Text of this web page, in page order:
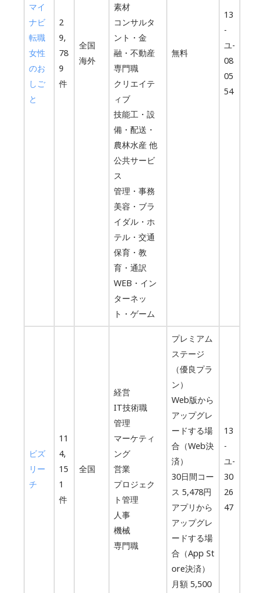
マイ
ナビ
転職
女性
のお
しご
と
2
9,
78
9
件
全国
海外
素材
コンサルタ
ント・金
融・不動産
専門職
クリエイテ
ィブ
技能工・設
備・配送・
農林水産 他
公共サービ
ス
管理・事務
美容・ブラ
イダル・ホ
テル・交通
保育・教
育・通訳
WEB・イン
ターネッ
ト・ゲーム
無料
13
-
ユ-
08
05
54
ビズ
リー
チ
11
4,
15
1
件
全国
経営
IT技術職
管理
マーケティ
ング
営業
プロジェク
ト管理
人事
機械
専門職
プレミアム
ステージ
（優良プラ
ン）
Web版から
アップグレ
ードする場
合（Web決
済）
30日間コー
ス 5,478円
アプリから
アップグレ
ードする場
合（App St
ore決済）
月額 5,500
13
-
ユ-
30
26
47